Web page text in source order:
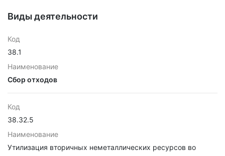
Виды деятельности
Код
38.1
Наименование
Сбор отходов
Код
38.32.5
Наименование
Утилизация вторичных неметаллических ресурсов во